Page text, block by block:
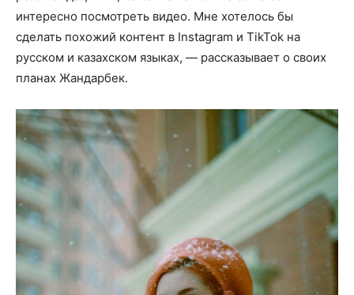
интересно посмотреть видео. Мне хотелось бы
сделать похожий контент в Instagram и TikTok на
русском и казахском языках, — рассказывает о своих
планах Жандарбек.